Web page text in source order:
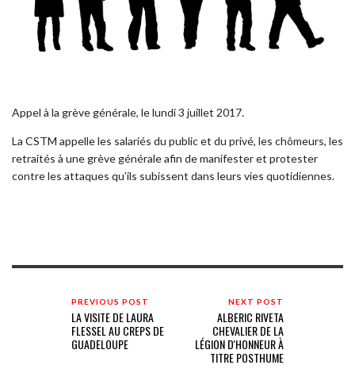
Appel à la grève générale, le lundi 3 juillet 2017.
La CSTM appelle les salariés du public et du privé, les chômeurs, les
retraités à une grève générale afin de manifester et protester
contre les attaques qu’ils subissent dans leurs vies quotidiennes.
PREVIOUS POST
LA VISITE DE LAURA
FLESSEL AU CREPS DE
GUADELOUPE
NEXT POST
ALBERIC RIVETA
CHEVALIER DE LA
LÉGION D'HONNEUR À
TITRE POSTHUME